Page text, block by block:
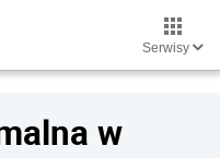
Serwisy
w